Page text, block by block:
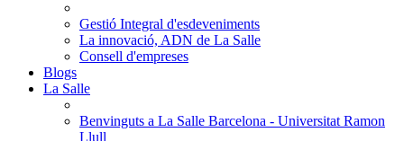
Gestió Integral d'esdeveniments
La innovació, ADN de La Salle
Consell d'empreses
Blogs
La Salle
Benvinguts a La Salle Barcelona - Universitat Ramon
Llull